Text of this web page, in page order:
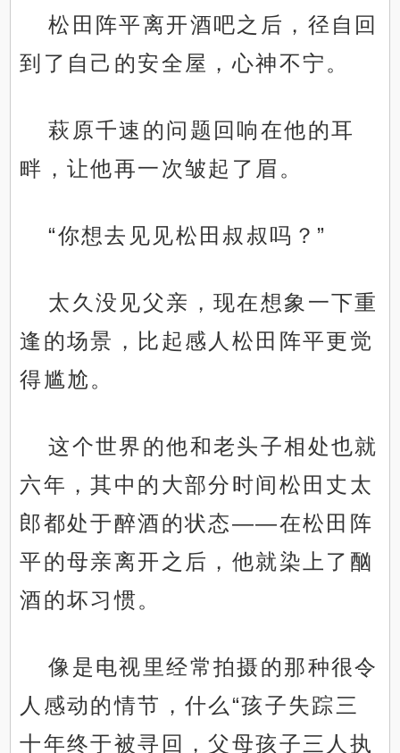
松田阵平离开酒吧之后，径自回
到了自己的安全屋，心神不宁。
萩原千速的问题回响在他的耳
畔，让他再一次皱起了眉。
“你想去见见松田叔叔吗？”
太久没见父亲，现在想象一下重
逢的场景，比起感人松田阵平更觉
得尴尬。
这个世界的他和老头子相处也就
六年，其中的大部分时间松田丈太
郎都处于醉酒的状态——在松田阵
平的母亲离开之后，他就染上了酗
酒的坏习惯。
像是电视里经常拍摄的那种很令
人感动的情节，什么“孩子失踪三
十年终于被寻回，父母孩子三人执